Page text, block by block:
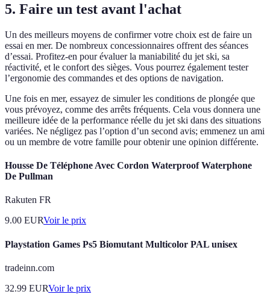
5. Faire un test avant l'achat
Un des meilleurs moyens de confirmer votre choix est de faire un
essai en mer. De nombreux concessionnaires offrent des séances
d’essai. Profitez-en pour évaluer la maniabilité du jet ski, sa
réactivité, et le confort des sièges. Vous pourrez également tester
l’ergonomie des commandes et des options de navigation.
Une fois en mer, essayez de simuler les conditions de plongée que
vous prévoyez, comme des arrêts fréquents. Cela vous donnera une
meilleure idée de la performance réelle du jet ski dans des situations
variées. Ne négligez pas l’option d’un second avis; emmenez un ami
ou un membre de votre famille pour obtenir une opinion différente.
Housse De Téléphone Avec Cordon Waterproof Waterphone
De Pullman
Rakuten FR
9.00 EURVoir le prix
Playstation Games Ps5 Biomutant Multicolor PAL unisex
tradeinn.com
32.99 EURVoir le prix